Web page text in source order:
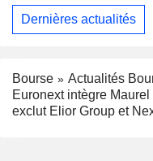
Dernières actualités
Bourse
Actualités
Euronext intègre
exclut Elior Group et